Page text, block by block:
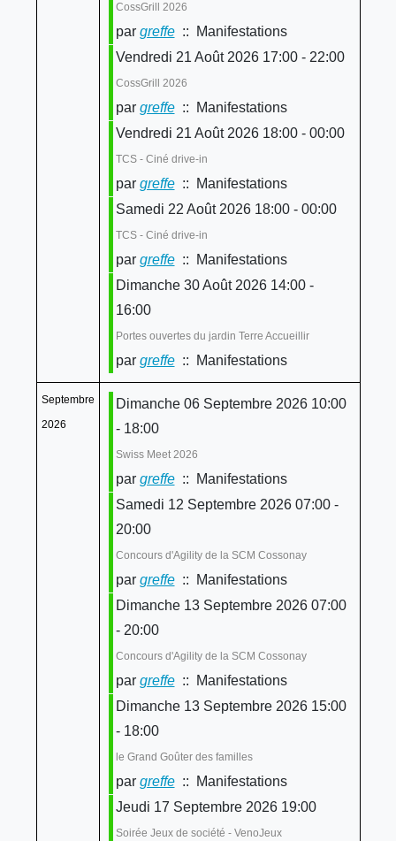
CossGrill 2026
par greffe:: Manifestations
Vendredi 21 Août 2026 17:00 - 22:00
CossGrill 2026
par greffe:: Manifestations
Vendredi 21 Août 2026 18:00 - 00:00
TCS - Ciné drive-in
par greffe:: Manifestations
Samedi 22 Août 2026 18:00 - 00:00
TCS - Ciné drive-in
par greffe:: Manifestations
Dimanche 30 Août 2026 14:00 -
16:00
Portes ouvertes du jardin Terre Accueillir
par greffe:: Manifestations
Septembre
2026
Dimanche 06 Septembre 2026 10:00
- 18:00
Swiss Meet 2026
par greffe:: Manifestations
Samedi 12 Septembre 2026 07:00 -
20:00
Concours d'Agility de la SCM Cossonay
par greffe:: Manifestations
Dimanche 13 Septembre 2026 07:00
- 20:00
Concours d'Agility de la SCM Cossonay
par greffe:: Manifestations
Dimanche 13 Septembre 2026 15:00
- 18:00
le Grand Goûter des familles
par greffe:: Manifestations
Jeudi 17 Septembre 2026 19:00
Soirée Jeux de société - VenoJeux